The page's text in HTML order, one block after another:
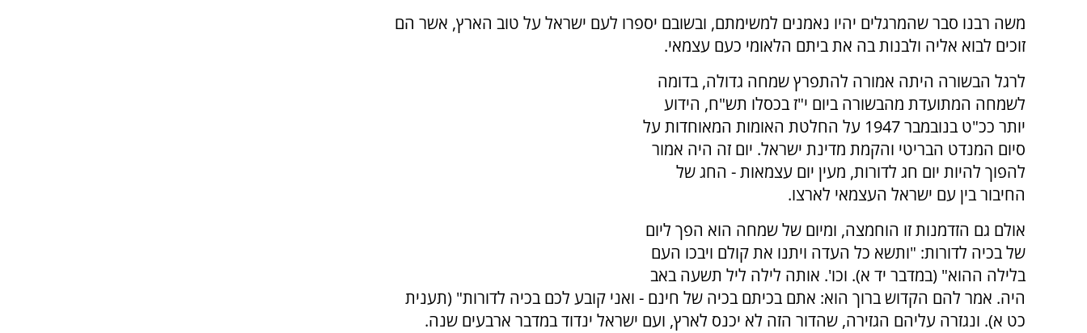
משה רבנו סבר שהמרגלים יהיו נאמנים למשימתם, ובשובם יספרו לעם ישראל על טוב הארץ, אשר הם
זוכים לבוא אליה ולבנות בה את ביתם הלאומי כעם עצמאי.
לרגל הבשורה היתה אמורה להתפרץ שמחה גדולה, בדומה
לשמחה המתועדת מהבשורה ביום י"ז בכסלו תש"ח, הידוע
יותר ככ"ט בנובמבר 1947 על החלטת האומות המאוחדות על
סיום המנדט הבריטי והקמת מדינת ישראל. יום זה היה אמור
להפוך להיות יום חג לדורות, מעין יום עצמאות - החג של
החיבור בין עם ישראל העצמאי לארצו.
אולם גם הזדמנות זו הוחמצה, ומיום של שמחה הוא הפך ליום
של בכיה לדורות: "ותשא כל העדה ויתנו את קולם ויבכו העם
בלילה ההוא" (במדבר יד א). וכו'. אותה לילה ליל תשעה באב
היה. אמר להם הקדוש ברוך הוא: אתם בכיתם בכיה של חינם - ואני קובע לכם בכיה לדורות" (תענית
כט א). ונגזרה עליהם הגזירה, שהדור הזה לא יכנס לארץ, ועם ישראל ינדוד במדבר ארבעים שנה.